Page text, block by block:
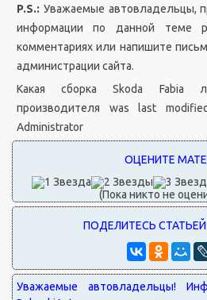
P.S.: Уважаемые автовладельцы,
информации по данной теме
комментариях или напишите
администрации сайта.
Какая сборка Skoda Fabia
производителя was last
Administrator
(Пока никто не